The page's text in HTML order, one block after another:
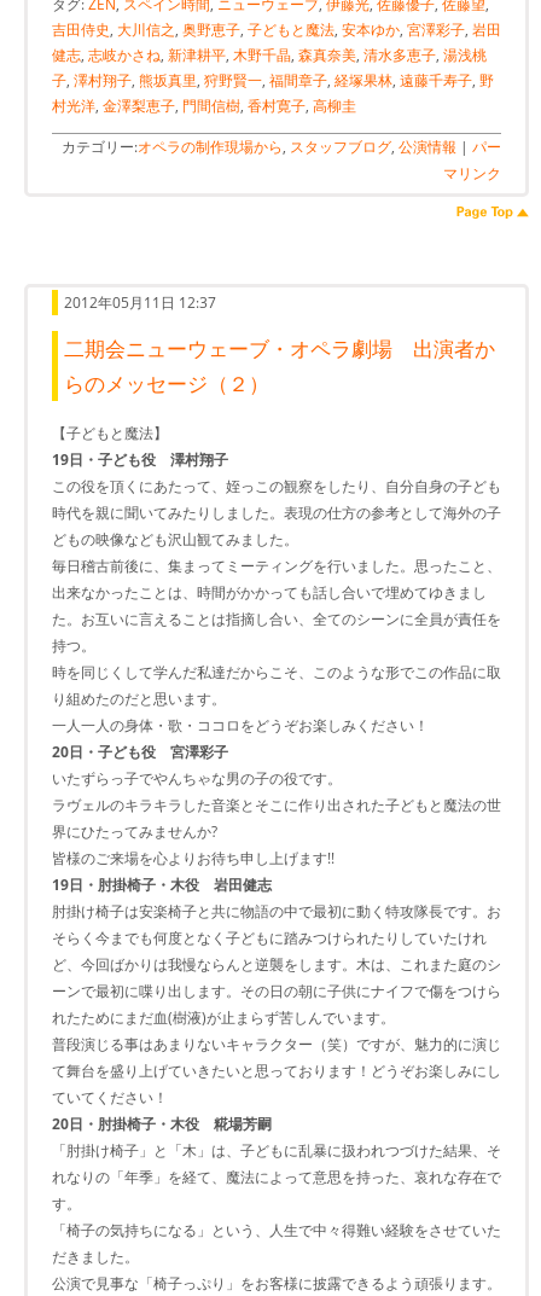
タグ:ZEN, スペイン時間, ニューウェーブ, 伊藤光, 佐藤優子, 佐藤望,
吉田侍史, 大川信之, 奥野恵子, 子どもと魔法, 安本ゆか, 宮澤彩子, 岩田
健志, 志岐かさね, 新津耕平, 木野千晶, 森真奈美, 清水多恵子, 湯浅桃
子, 澤村翔子, 熊坂真里, 狩野賢一, 福間章子, 経塚果林, 遠藤千寿子, 野
村光洋, 金澤梨恵子, 門間信樹, 香村寛子, 高柳圭
カテゴリー:オペラの制作現場から, スタッフブログ, 公演情報 | パー
マリンク
2012年05月11日 12:37
二期会ニューウェーブ・オペラ劇場 出演者か
らのメッセージ（２）
【子どもと魔法】
19日・子ども役 澤村翔子
この役を頂くにあたって、姪っこの観察をしたり、自分自身の子ども
時代を親に聞いてみたりしました。表現の仕方の参考として海外の子
どもの映像なども沢山観てみました。
毎日稽古前後に、集まってミーティングを行いました。思ったこと、
出来なかったことは、時間がかかっても話し合いで埋めてゆきまし
た。お互いに言えることは指摘し合い、全てのシーンに全員が責任を
持つ。
時を同じくして学んだ私達だからこそ、このような形でこの作品に取
り組めたのだと思います。
一人一人の身体・歌・ココロをどうぞお楽しみください！
20日・子ども役 宮澤彩子
いたずらっ子でやんちゃな男の子の役です。
ラヴェルのキラキラした音楽とそこに作り出された子どもと魔法の世
界にひたってみませんか?
皆様のご来場を心よりお待ち申し上げます!!
19日・肘掛椅子・木役 岩田健志
肘掛け椅子は安楽椅子と共に物語の中で最初に動く特攻隊長です。お
そらく今までも何度となく子どもに踏みつけられたりしていたけれ
ど、今回ばかりは我慢ならんと逆襲をします。木は、これまた庭のシ
ーンで最初に喋り出します。その日の朝に子供にナイフで傷をつけら
れたためにまだ血(樹液)が止まらず苦しんでいます。
普段演じる事はあまりないキャラクター（笑）ですが、魅力的に演じ
て舞台を盛り上げていきたいと思っております！どうぞお楽しみにし
ていてください！
20日・肘掛椅子・木役 糀場芳嗣
「肘掛け椅子」と「木」は、子どもに乱暴に扱われつづけた結果、そ
れなりの「年季」を経て、魔法によって意思を持った、哀れな存在で
す。
「椅子の気持ちになる」という、人生で中々得難い経験をさせていた
だきました。
公演で見事な「椅子っぷり」をお客様に披露できるよう頑張ります。